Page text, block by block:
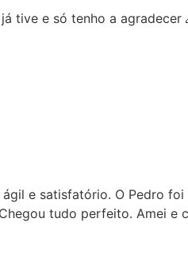
vídeos, tirou minhas